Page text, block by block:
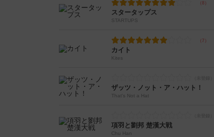
スタータップス
STARTUPS
カイト
Kites
ザッツ・ノット・ア・ハット！
That's Not a Hat
項羽と劉邦 楚漢大戦
Chu Han